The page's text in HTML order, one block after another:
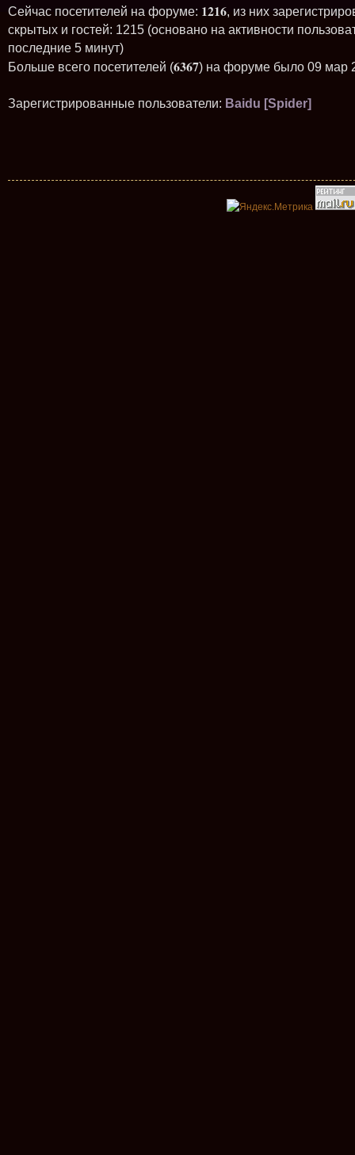
Сейчас посетителей на форуме: 1216, из них
скрытых и гостей: 1215 (основано на активности
последние 5 минут)
Больше всего посетителей (6367) на форуме было 09 мар
Зарегистрированные пользователи: Baidu [Spider]